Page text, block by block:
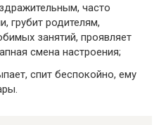
часто
грубит родителям,
занятий, проявляет
смена настроения;
спит беспокойно, ему